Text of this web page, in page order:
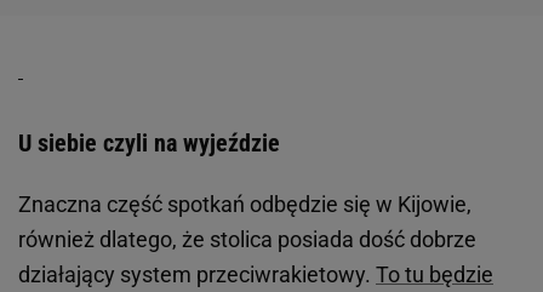
U siebie czyli na wyjeździe
Znaczna część spotkań odbędzie się w Kijowie,
również dlatego, że stolica posiada dość dobrze
działający system przeciwrakietowy. To tu będzie